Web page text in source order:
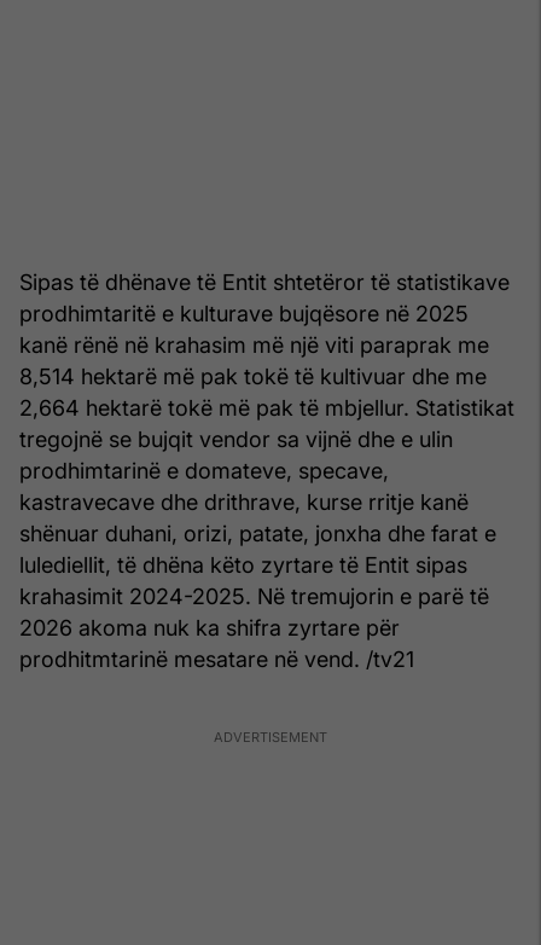
Sipas të dhënave të Entit shtetëror të statistikave
prodhimtaritë e kulturave bujqësore në 2025
kanë rënë në krahasim më një viti paraprak me
8,514 hektarë më pak tokë të kultivuar dhe me
2,664 hektarë tokë më pak të mbjellur. Statistikat
tregojnë se bujqit vendor sa vijnë dhe e ulin
prodhimtarinë e domateve, specave,
kastravecave dhe drithrave, kurse rritje kanë
shënuar duhani, orizi, patate, jonxha dhe farat e
lulediellit, të dhëna këto zyrtare të Entit sipas
krahasimit 2024-2025. Në tremujorin e parë të
2026 akoma nuk ka shifra zyrtare për
prodhitmtarinë mesatare në vend. /tv21